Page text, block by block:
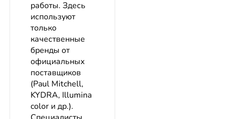
работы. Здесь
используют
только
качественные
бренды от
официальных
поставщиков
(Paul Mitchell,
KYDRA, Illumina
color и др.).